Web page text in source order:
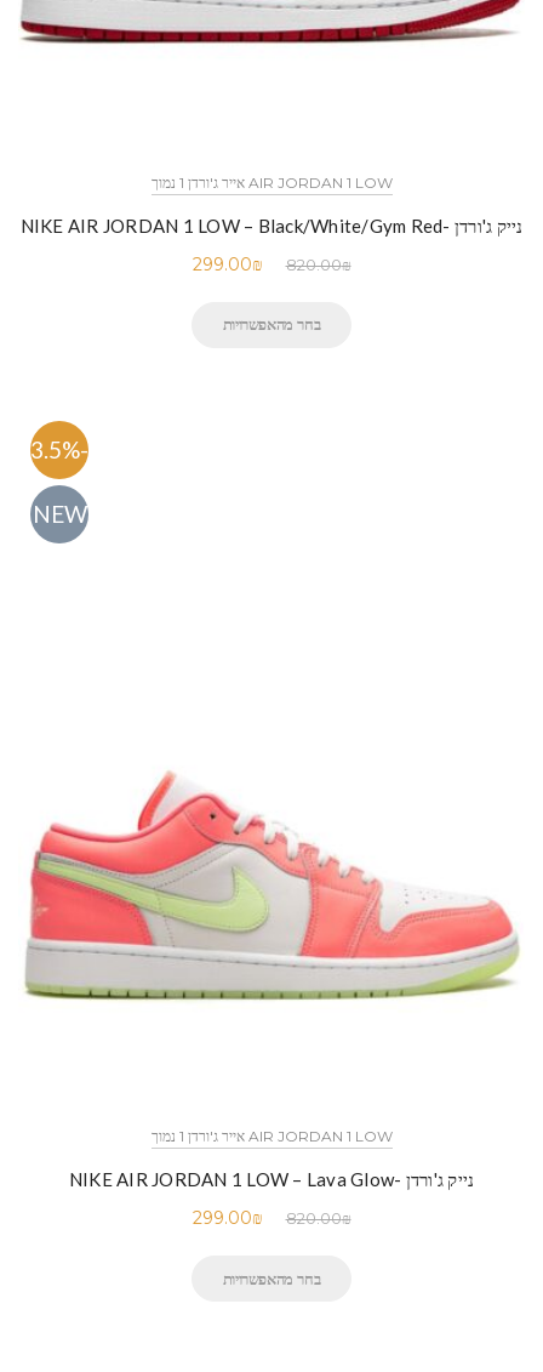
AIR JORDAN 1 LOW אייר ג'ורדן 1 נמוך
נייק ג'ורדן -NIKE AIR JORDAN 1 LOW – Black/White/Gym Red
820.00₪
299.00₪
בחר מהאפשרויות
-63.5%
NEW
AIR JORDAN 1 LOW אייר ג'ורדן 1 נמוך
נייק ג'ורדן -NIKE AIR JORDAN 1 LOW – Lava Glow
820.00₪
299.00₪
בחר מהאפשרויות